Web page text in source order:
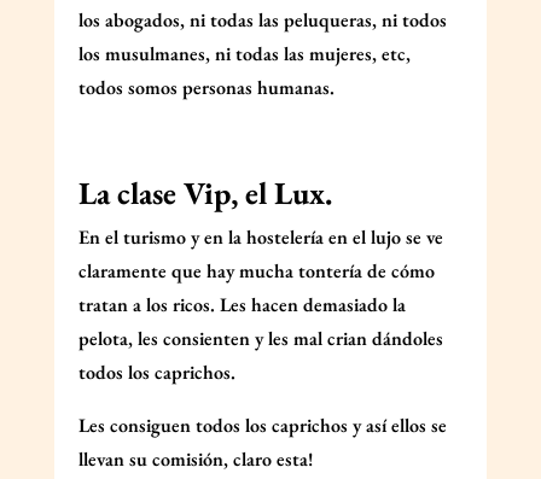
los abogados, ni todas las peluqueras, ni todos
los musulmanes, ni todas las mujeres, etc,
todos somos personas humanas.
La clase Vip, el Lux.
En el turismo y en la hostelería en el lujo se ve
claramente que hay mucha tontería de cómo
tratan a los ricos. Les hacen demasiado la
pelota, les consienten y les mal crian dándoles
todos los caprichos.
Les consiguen todos los caprichos y así ellos se
llevan su comisión, claro esta!